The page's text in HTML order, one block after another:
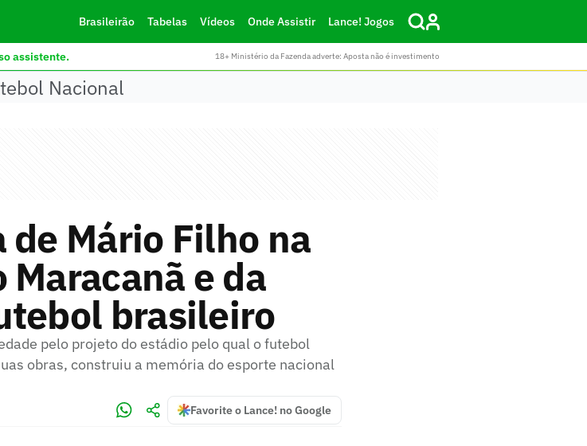
Brasileirão Tabelas Vídeos Onde Assistir Lance! Jogos
assistente. 18+ Ministério da Fazenda adverte: Aposta não é investimento
Nacional
Mário Filho na
e da
brasileiro
pelo projeto do estádio pelo qual o futebol
obras, construiu a memória do esporte nacional
Favorite o Lance! no Google